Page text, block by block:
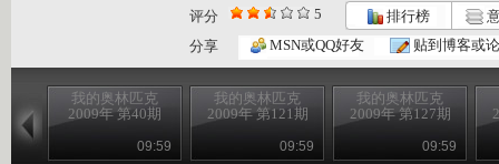
评分 5 排行榜
分享
MSN或QQ好友 贴到博客或
我的奥林匹克
2009年 第40期
09:59
我的奥林匹克
2009年 第121期
09:59
我的奥林匹克
2009年 第127期
09:59